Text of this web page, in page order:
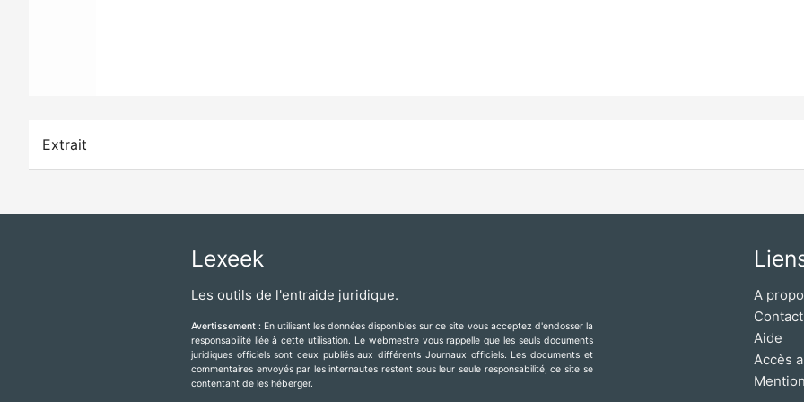
Extrait
Lexeek
Les outils de l'entraide juridique.
Avertissement : En utilisant les données disponibles sur ce site vous acceptez d'endosser la
responsabilité liée à cette utilisation. Le webmestre vous rappelle que les seuls documents
juridiques officiels sont ceux publiés aux différents Journaux officiels. Les documents et
commentaires envoyés par les internautes restent sous leur seule responsabilité, ce site se
contentant de les héberger.
A
Contact
Aide
Accès